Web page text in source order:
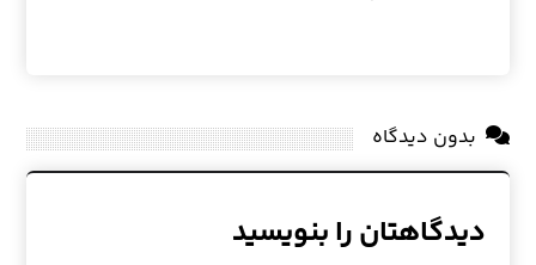
بدون دیدگاه
دیدگاهتان را بنویسید